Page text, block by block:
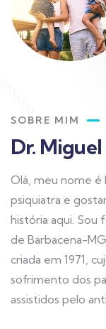
SOBRE MIM
Dr.
Olá, meu nome é
psiquiatra e
história aqui. Sou
de Barbacena-
criada em 1971,
sofrimento dos
assistidos pelo